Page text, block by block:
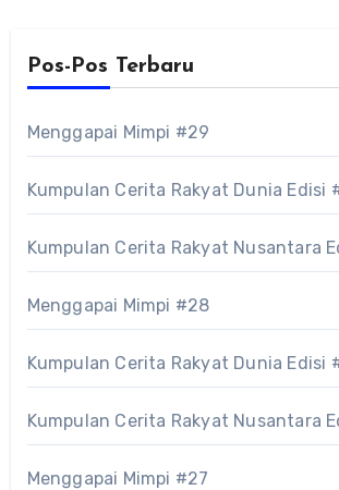
Pos-Pos Terbaru
Menggapai Mimpi #29
Kumpulan Cerita Rakyat Dunia Edisi
Kumpulan Cerita Rakyat Nusantara
Menggapai Mimpi #28
Kumpulan Cerita Rakyat Dunia Edisi
Kumpulan Cerita Rakyat Nusantara
Menggapai Mimpi #27